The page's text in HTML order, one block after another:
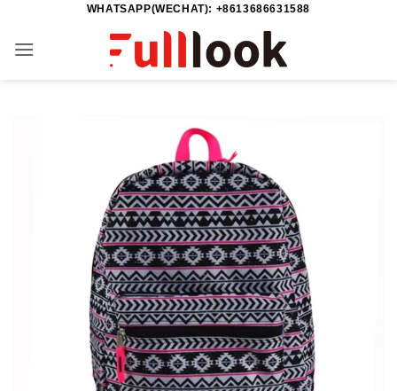
content
WHATSAPP(WECHAT): +8613686631588